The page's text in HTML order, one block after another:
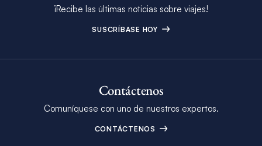
¡Recibe las últimas noticias sobre viajes!
SUSCRÍBASE HOY
Contáctenos
Comuníquese con uno de nuestros expertos.
CONTÁCTENOS